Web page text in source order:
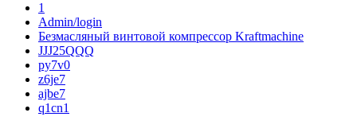
1
Admin/login
Безмасляный винтовой компрессор Kraftmaсhine
JJJ25QQQ
py7v0
z6je7
ajbe7
q1cn1